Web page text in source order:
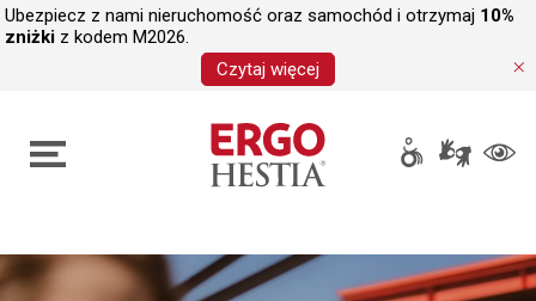
Ubezpiecz z nami nieruchomość oraz samochód i otrzymaj 10%
zniżki z kodem M2026.
Czytaj więcej